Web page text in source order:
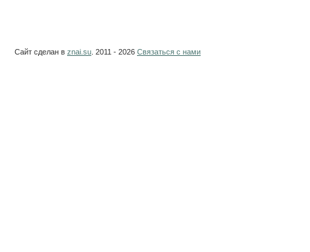
Сайт сделан в znai.su . 2011 - 2026 Связаться с нами